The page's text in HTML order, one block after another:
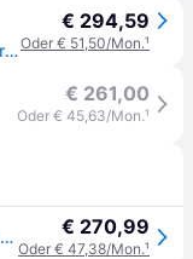
255/45 R21 106Y Eagle F1 Supersport XL NE0
€ 294,59
Oder € 51,50/Mon.¹
€ 261,00
Oder € 45,63/Mon.¹
Goodyear Eagle F1 Supersport 255/45 R21 106 Y, Sommerreifen € 270,99
Oder € 47,38/Mon.¹